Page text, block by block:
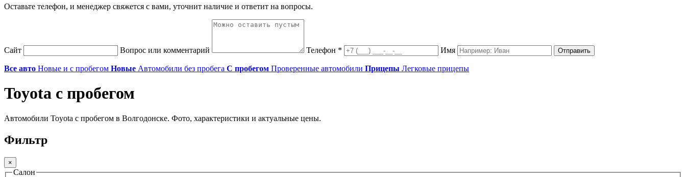
Оставьте телефон, и менеджер свяжется с вами, уточнит наличие и ответит на вопросы.
Сайт Вопрос или комментарий Телефон * Имя Отправить
Все авто Новые и с пробегом Новые Автомобили без пробега С пробегом Проверенные автомобили Прицепы Легковые прицепы
Toyota с пробегом
Автомобили Toyota с пробегом в Волгодонске. Фото, характеристики и актуальные цены.
Фильтр
×
Салон